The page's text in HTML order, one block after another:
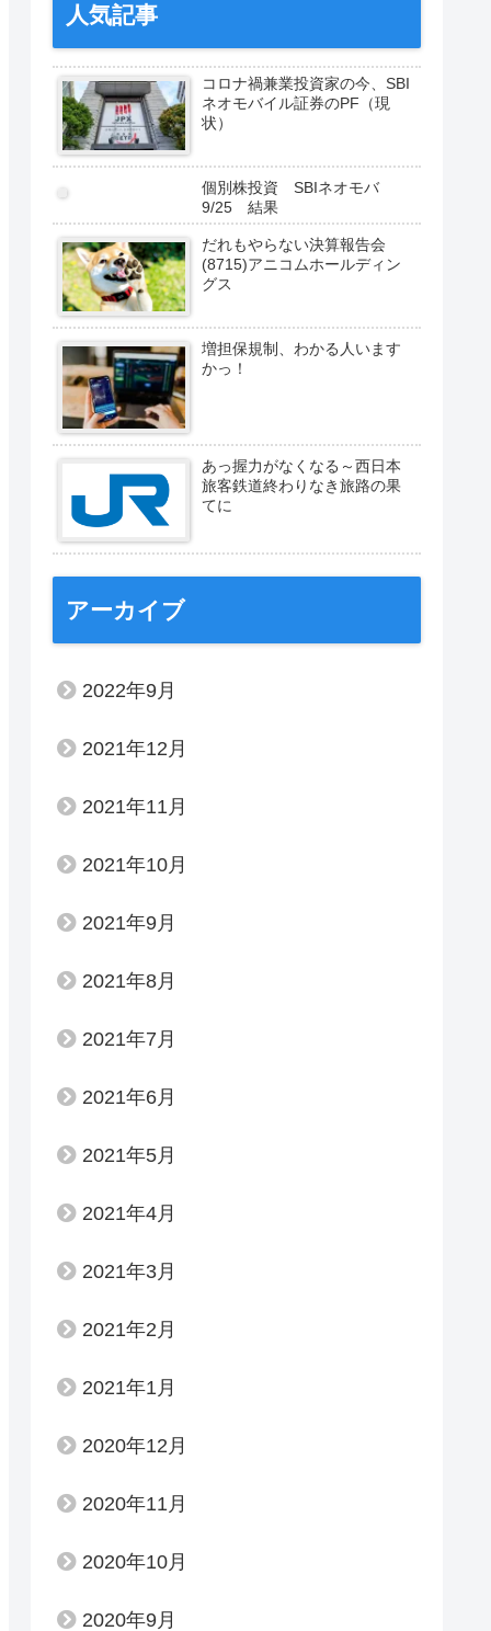
人気記事
コロナ禍兼業投資家の今、SBI
ネオモバイル証券のPF（現
状）
個別株投資 SBIネオモバ
9/25 結果
だれもやらない決算報告会
(8715)アニコムホールディン
グス
増担保規制、わかる人います
かっ！
あっ握力がなくなる～西日本
旅客鉄道終わりなき旅路の果
てに
アーカイブ
2022年9月
2021年12月
2021年11月
2021年10月
2021年9月
2021年8月
2021年7月
2021年6月
2021年5月
2021年4月
2021年3月
2021年2月
2021年1月
2020年12月
2020年11月
2020年10月
2020年9月